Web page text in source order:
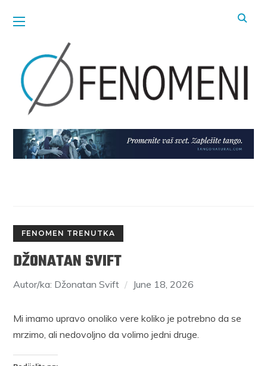
FENOMEN TRENUTKA
DŽONATAN SVIFT
Autor/ka: Džonatan Svift June 18, 2026
Mi imamo upravo onoliko vere koliko je potrebno da se
mrzimo, ali nedovoljno da volimo jedni druge.